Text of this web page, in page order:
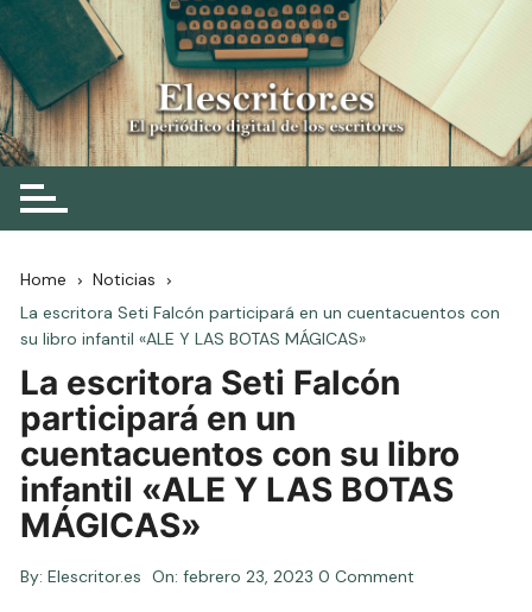
Skip
to
content
Elescritor.es
El periódico digital de los escritores
Home
Noticias
La escritora Seti Falcón participará en un cuentacuentos con
su libro infantil «ALE Y LAS BOTAS MÁGICAS»
La escritora Seti Falcón
participará en un
cuentacuentos con su libro
infantil «ALE Y LAS BOTAS
MÁGICAS»
By: Elescritor.es On:febrero 23, 2023 0 Comment